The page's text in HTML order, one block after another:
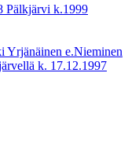
Pälkjärvi k.1999
Yrjänäinen e.Nieminen
k. 17.12.1997